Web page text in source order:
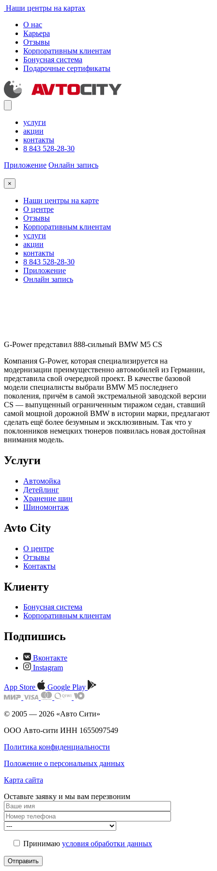
Наши центры на картах
О нас
Карьера
Отзывы
Корпоративным клиентам
Бонусная система
Подарочные сертификаты
услуги
акции
контакты
8 843 528-28-30
Приложение Онлайн запись
×
Наши центры на карте
О центре
Отзывы
Корпоративным клиентам
услуги
акции
контакты
8 843 528-28-30
Приложение
Онлайн запись
G-Power представил 888-сильный BMW M5 CS
Компания G-Power, которая специализируется на
модернизации преимущественно автомобилей из Германии,
представила свой очередной проект. В качестве базовой
модели специалисты выбрали BMW M5 последнего
поколения, причём в самой экстремальной заводской версии
CS — выпущенный ограниченным тиражом седан, ставший
самой мощной дорожной BMW в истории марки, предлагают
сделать ещё более безумным и эксклюзивным. Так что у
поклонников немецких тюнеров появилась новая достойная
внимания модель.
Услуги
Автомойка
Детейлинг
Хранение шин
Шиномонтаж
Avto City
О центре
Отзывы
Контакты
Клиенту
Бонусная система
Корпоративным клиентам
Подпишись
Вконтакте
Instagram
App Store Google Play
© 2005 — 2026 «Авто Сити»
ООО Авто-сити ИНН 1655097549
Политика конфиденциальности
Положение о персональных данных
Карта сайта
Оставьте заявку и мы вам перезвоним
Принимаю условия обработки данных